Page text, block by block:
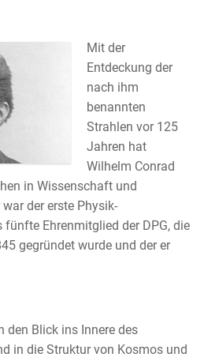
Mit der
Entdeckung der
nach ihm
benannten
Strahlen vor 125
Jahren hat
Wilhelm Conrad
in Wissenschaft und
der erste Physik-
fünfte Ehrenmitglied der DPG, die
gegründet wurde und der er
den Blick ins Innere des
in die Struktur von Kosmos und